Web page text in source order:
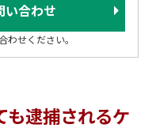
い合わせ
わせください。
も逮捕されるケ